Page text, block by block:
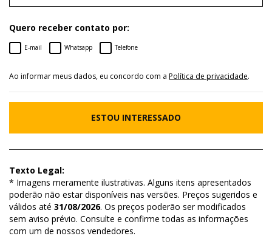
Quero receber contato por:
E-mail Whatsapp Telefone
Ao informar meus dados, eu concordo com a Política de privacidade.
ESTOU INTERESSADO
Texto Legal:
* Imagens meramente ilustrativas. Alguns itens apresentados
poderão não estar disponíveis nas versões. Preços sugeridos e
válidos até 31/08/2026. Os preços poderão ser modificados
sem aviso prévio. Consulte e confirme todas as informações
com um de nossos vendedores.